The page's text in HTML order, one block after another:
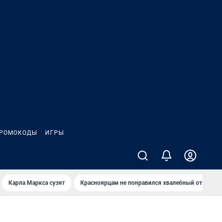
ИГРЫ
Карла Маркса сузят Красноярцам не понравился хвалебный отзыв о